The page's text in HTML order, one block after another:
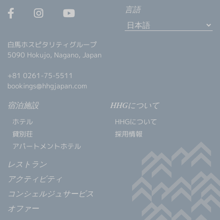
白馬ホスピタリティグループ
5090 Hokujo, Nagano, Japan
+81 0261-75-5511
bookings@hhgjapan.com
言語
宿泊施設
ホテル
貸別荘
アパートメントホテル
レストラン
アクティビティ
コンシェルジュサービス
オファー
HHGについて
HHGについて
採用情報